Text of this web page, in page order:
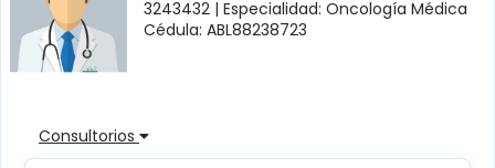
3243432 | Especialidad: Oncología Médica
Cédula: ABL88238723
Consultorios